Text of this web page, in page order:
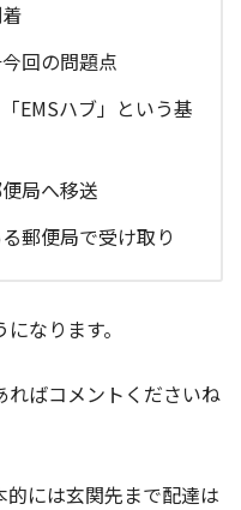
回の問題点
EMSハブ」という基
局へ移送
郵便局で受け取り
なります。
ればコメントくださいね
には玄関先まで配達は